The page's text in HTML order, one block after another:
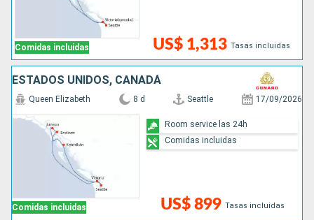
Comidas incluidas US$ 1,313 Tasas incluidas
ESTADOS UNIDOS, CANADÁ
Comidas incluidas
Queen Elizabeth 8 d Seattle 17/09/2026
US$ 899 Tasas incluidas
Room service las 24h
Comidas incluidas